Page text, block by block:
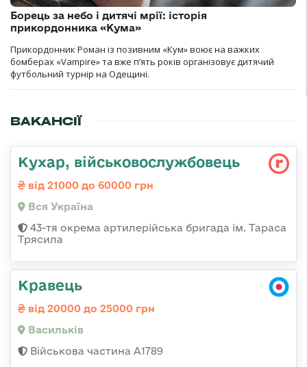
Борець за небо і дитячі мрії: історія
прикордонника «Кума»
Прикордонник Роман із позивним «Кум» воює на важких
бомберах «Vampire» та вже п’ять років організовує дитячий
футбольний турнір на Одещині.
ВАКАНСІЇ
Кухар, військовослужбовець
від 21000 до 60000 грн
Вся Україна
43-тя окрема артилерійська бригада ім. Тараса
Трясила
Кравець
від 20000 до 25000 грн
Васильків
Військова частина А1789